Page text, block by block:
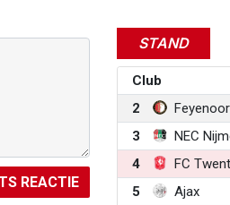
REACTIE
STAND
Club
2
3
NEC
4
FC
5
Ajax